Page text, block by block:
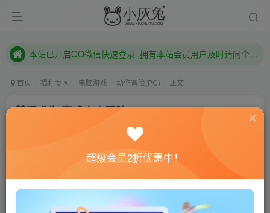
本站已开启QQ微信快速登录 ,拥有本站会员用户及时请问个人中心绑定！
本站已开启QQ微信快速登录 ,拥有本站会员用户及时请问个人中心绑定！
首页 福利专区 电脑游戏 动作冒险(PC) 正文
禁闭求生/变成小人冒险/Grounded
联网教程： 内附教程
单机教程： 内附教程
不懂的话联系客服！！！
超级会员2折优惠中！